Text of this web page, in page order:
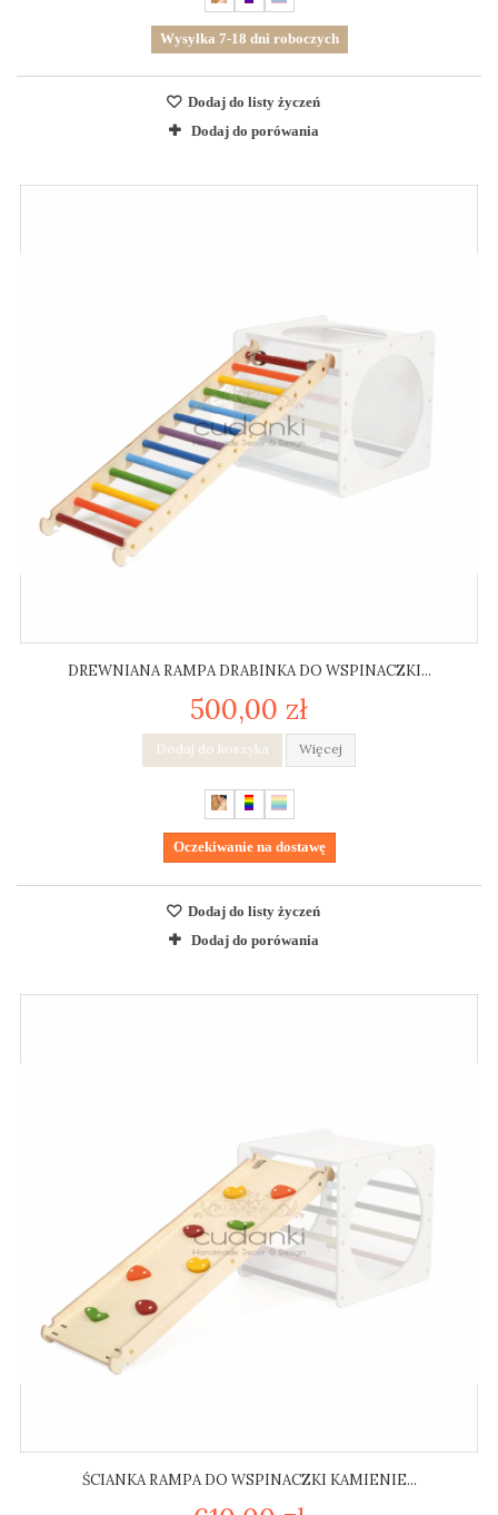
Wysyłka 7-18 dni roboczych
Dodaj do listy życzeń
Dodaj do porówania
DREWNIANA RAMPA DRABINKA DO WSPINACZKI...
500,00 zł
Dodaj do koszyka Więcej
Oczekiwanie na dostawę
Dodaj do listy życzeń
Dodaj do porówania
ŚCIANKA RAMPA DO WSPINACZKI KAMIENIE...